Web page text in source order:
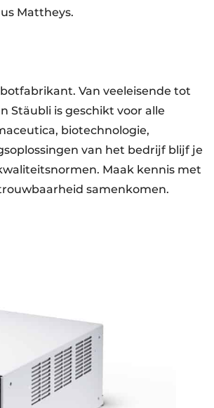
Mattheys.
Van veeleisende tot
Stäubli is geschikt voor alle
biotechnologie,
van het bedrijf blijf je
Maak kennis met
samenkomen.